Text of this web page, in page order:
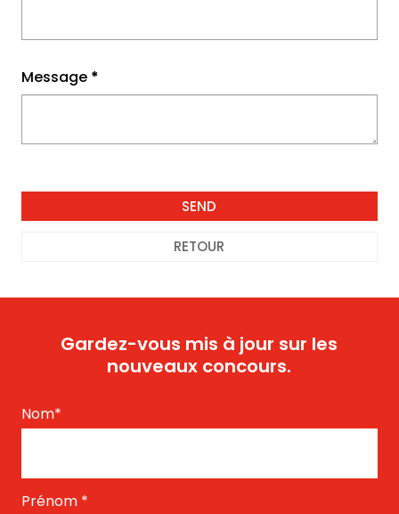
Message *
RETOUR
Gardez-vous mis à jour sur les
nouveaux concours.
Nom*
Prénom *